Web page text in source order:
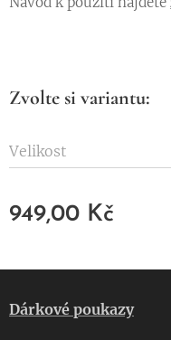
Zvolte si variantu:
Velikost
949,00 Kč
Dárkové poukazy